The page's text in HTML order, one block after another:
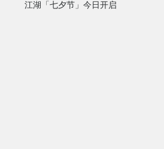
江湖「七夕节」今日开启